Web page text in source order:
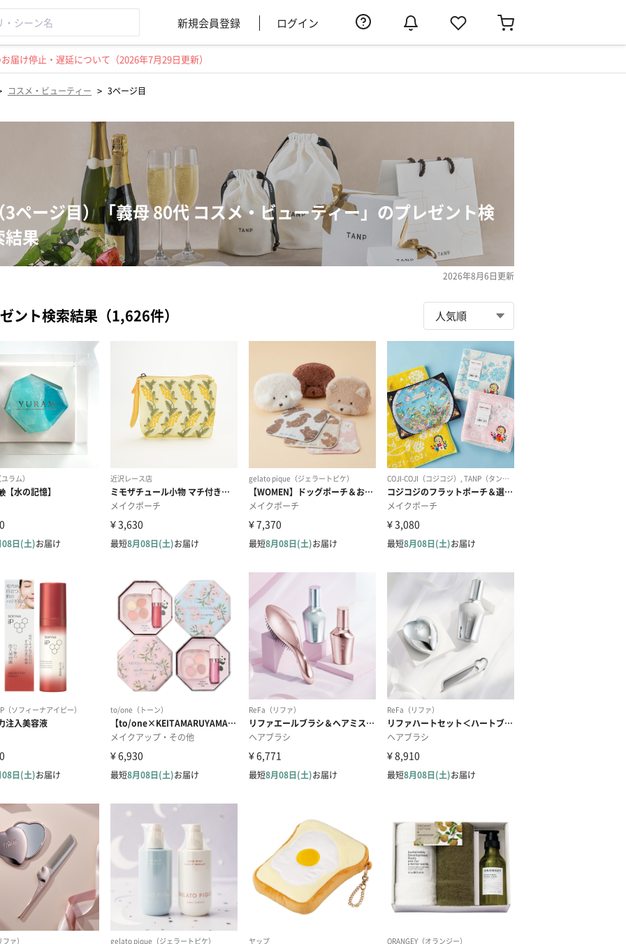
新規会員登録 ログイン
け停止・遅延について（2026年7月29日更新）
コスメ・ビューティー > 3ページ目
3ページ目）「義母 80代 コスメ・ビューティー」のプレゼント検
結果
2026年8月6日更新
ント検索結果（1,626件）